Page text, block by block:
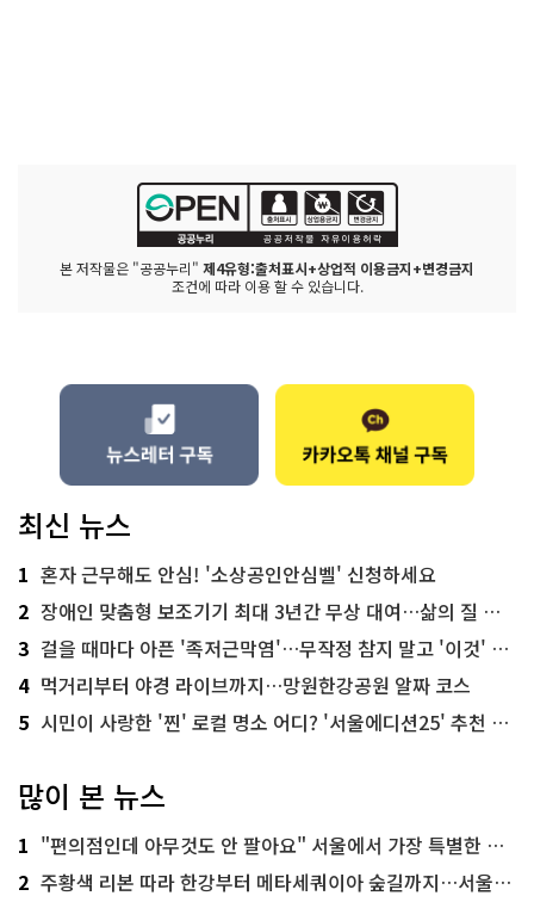
본 저작물은 "공공누리" 제4유형:출처표시+상업적 이용금지+변경금지
조건에 따라 이용 할 수 있습니다.
최신 뉴스
1 혼자 근무해도 안심! '소상공인안심벨' 신청하세요
2 장애인 맞춤형 보조기기 최대 3년간 무상 대여…삶의 질 높인다
3 걸을 때마다 아픈 '족저근막염'…무작정 참지 말고 '이것' 해보세요!
4 먹거리부터 야경 라이브까지…망원한강공원 알짜 코스
5 시민이 사랑한 '찐' 로컬 명소 어디? '서울에디션25' 추천 코스
많이 본 뉴스
1 "편의점인데 아무것도 안 팔아요" 서울에서 가장 특별한 편의점의 정체
2 주황색 리본 따라 한강부터 메타세쿼이아 숲길까지…서울둘레길 15코스